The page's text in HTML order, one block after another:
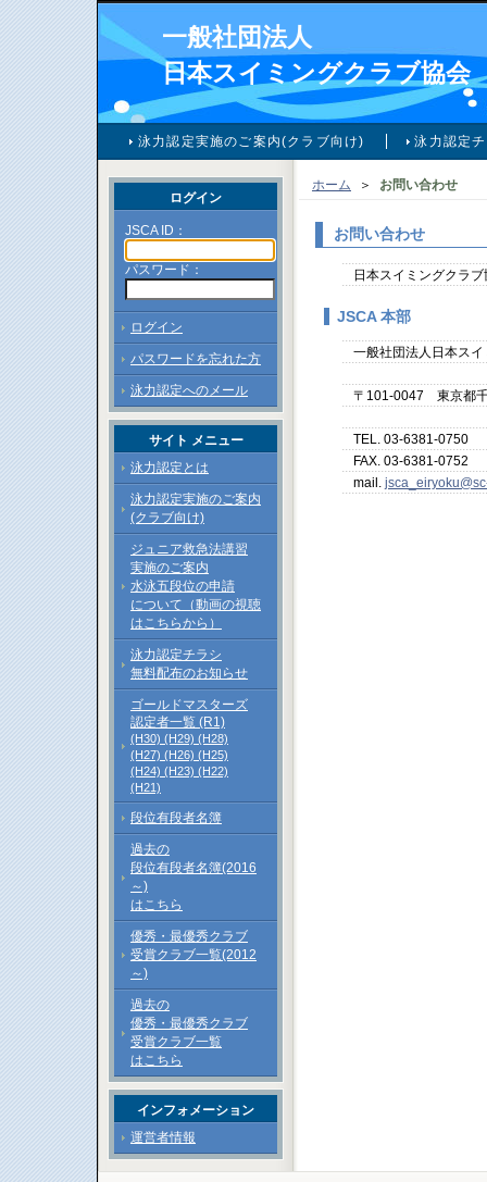
一般社団法人
日本スイミングクラブ協会
泳力認定実施のご案内(クラブ向け) 泳力認定
ホーム ＞ お問い合わせ
お問い合わせ
日本スイミングクラ
JSCA 本部
一般社団法人日本ス
〒101-0047 東京都
TEL. 03-6381-0750
FAX. 03-6381-0752
mail.
ログイン
JSCA ID：
パスワード：
ログイン
パスワードを忘れた方
泳力認定へのメール
サイト メニュー
泳力認定とは
泳力認定実施のご案内
(クラブ向け)
ジュニア救急法講習
実施のご案内
水泳五段位の申請
について（動画の視聴
はこちらから）
泳力認定チラシ
無料配布のお知らせ
ゴールドマスターズ
認定者一覧 (R1)
(H30) (H29) (H28)
(H27) (H26) (H25)
(H24) (H23) (H22)
(H21)
段位有段者名簿
過去の
段位有段者名簿(2016
～)
はこちら
優秀・最優秀クラブ
受賞クラブ一覧(2012
～)
過去の
優秀・最優秀クラブ
受賞クラブ一覧
はこちら
インフォメーション
運営者情報